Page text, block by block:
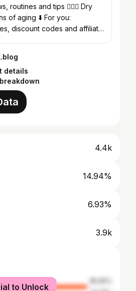
routines and tips 👱🏻‍♀️ Dry
of aging ⬇️ For you:
discount codes and affiliate
details
4.4k
14.94%
6.93%
3.9k
to Unlock